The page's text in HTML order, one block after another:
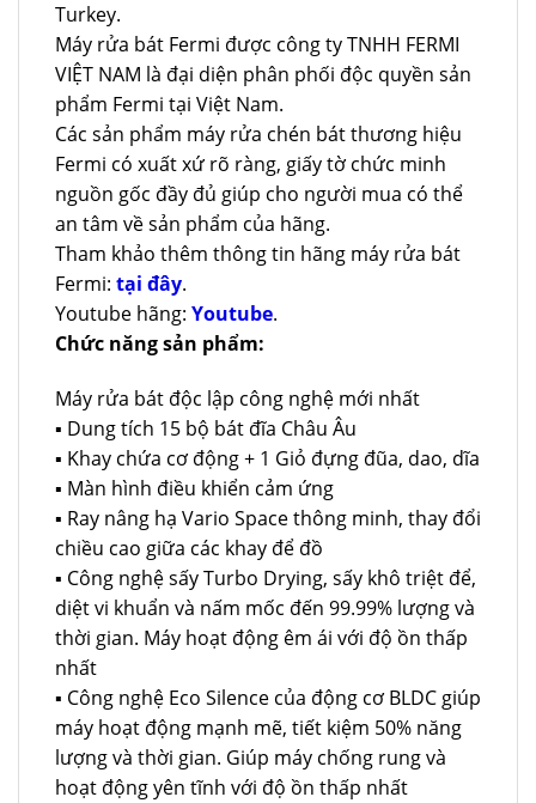
Turkey.
Máy rửa bát Fermi được công ty TNHH FERMI
VIỆT NAM là đại diện phân phối độc quyền sản
phẩm Fermi tại Việt Nam.
Các sản phẩm máy rửa chén bát thương hiệu
Fermi có xuất xứ rõ ràng, giấy tờ chức minh
nguồn gốc đầy đủ giúp cho người mua có thể
an tâm về sản phẩm của hãng.
Tham khảo thêm thông tin hãng máy rửa bát
Fermi: tại đây.
Youtube hãng: Youtube.
Chức năng sản phẩm:
Máy rửa bát độc lập công nghệ mới nhất
▪ Dung tích 15 bộ bát đĩa Châu Âu
▪ Khay chứa cơ động + 1 Giỏ đựng đũa, dao, dĩa
▪ Màn hình điều khiển cảm ứng
▪ Ray nâng hạ Vario Space thông minh, thay đổi
chiều cao giữa các khay để đồ
▪ Công nghệ sấy Turbo Drying, sấy khô triệt để,
diệt vi khuẩn và nấm mốc đến 99.99% lượng và
thời gian. Máy hoạt động êm ái với độ ồn thấp
nhất
▪ Công nghệ Eco Silence của động cơ BLDC giúp
máy hoạt động mạnh mẽ, tiết kiệm 50% năng
lượng và thời gian. Giúp máy chống rung và
hoạt động yên tĩnh với độ ồn thấp nhất